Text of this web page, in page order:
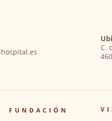
C.
FUNDACIÓN